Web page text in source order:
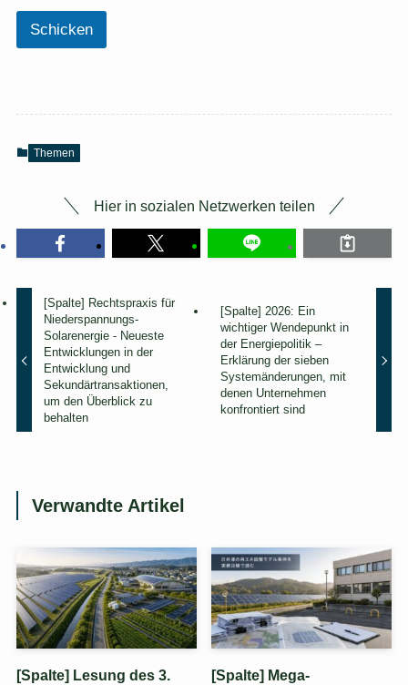
k
)
e
Schicken
Themen
Hier in sozialen Netzwerken teilen
[Spalte] Rechtspraxis für
Niederspannungs-
Solarenergie - Neueste
Entwicklungen in der
Entwicklung und
Sekundärtransaktionen,
um den Überblick zu
behalten
[Spalte] 2026: Ein
wichtiger Wendepunkt in
der Energiepolitik –
Erklärung der sieben
Systemänderungen, mit
denen Unternehmen
konfrontiert sind
Verwandte Artikel
[Spalte] Lesung des 3.
[Spalte] Mega-